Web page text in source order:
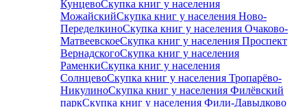
КунцевоСкупка книг у населения
МожайскийСкупка книг у населения Ново-
ПеределкиноСкупка книг у населения Очаково-
МатвеевскоеСкупка книг у населения Проспект
ВернадскогоСкупка книг у населения
РаменкиСкупка книг у населения
СолнцевоСкупка книг у населения Тропарёво-
НикулиноСкупка книг у населения Филёвский
паркСкупка книг у населения Фили-Давыдково